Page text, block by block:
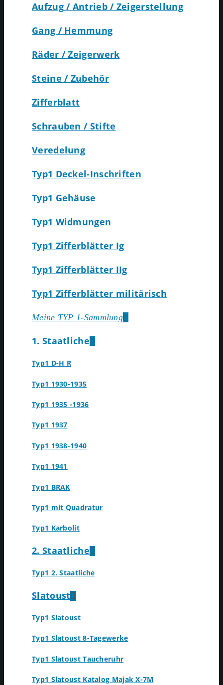
Aufzug / Antrieb / Zeigerstellung
Gang / Hemmung
Räder / Zeigerwerk
Steine / Zubehör
Zifferblatt
Schrauben / Stifte
Veredelung
Typ1 Deckel-Inschriften
Typ1 Gehäuse
Typ1 Widmungen
Typ1 Zifferblätter Ig
Typ1 Zifferblätter IIg
Typ1 Zifferblätter militärisch
Meine TYP 1-Sammlung
1. Staatliche
Typ1 D-H R
Typ1 1930-1935
Typ1 1935 -1936
Typ1 1937
Typ1 1938-1940
Typ1 1941
Typ1 BRAK
Typ1 mit Quadratur
Typ1 Karbolit
2. Staatliche
Typ1 2. Staatliche
Slatoust
Typ1 Slatoust
Typ1 Slatoust 8-Tagewerke
Typ1 Slatoust Taucheruhr
Typ1 Slatoust Katalog Majak X-7M